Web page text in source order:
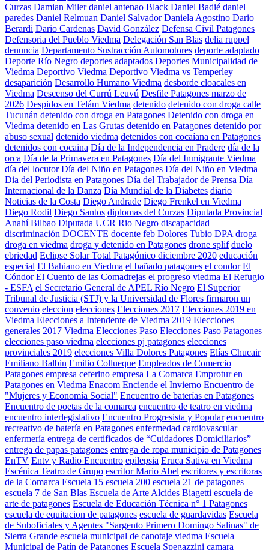
Curzas Damian Miler daniel antenao Black Daniel Badié daniel
paredes Daniel Relmuan Daniel Salvador Daniela Agostino Dario
Berardi Dario Cardenas David González Defensa Civil Patagones
Defensoria del Pueblo Viedma Delegación San Blas delia ruppel
denuncia Departamento Sustracción Automotores deporte adaptado
Deporte Río Negro deportes adaptados Deportes Municipalidad de
Viedma Deportivo Viedma Deportivo Viedma vs Temperley
desaparición Desarrollo Humano Viedma desborde cloacales en
Viedma Descenso del Currú Leuvú Desfile Patagones marzo de
2026 Despidos en Telám Viedma detenido detenido con droga calle
Tucunán detenido con droga en Patagones Detenido con droga en
Viedma detenido en Las Grutas detenido en Patagones detenido por
abuso sexual detenido viedma detenidos con cocaíana en Patagones
detenidos con cocaina Día de la Independencia en Pradere día de la
orca Día de la Primavera en Patagones Día del Inmigrante Viedma
día del locutor Día del Niño en Patagones Día del Niño en Viedma
Dia del Periodista en Patagones Día del Trabajador de Prensa Día
Internacional de la Danza Día Mundial de la Diabetes diario
Noticias de la Costa Diego Andrade Diego Frenkel en Viedma
Diego Rodil Diego Santos diplomas del Curzas Diputada Provincial
Anahí Bilbao Diputada UCR Rio Negro discapacidad
discriminación DOCENTE docente feb Dolores Tubio DPA droga
droga en viedma droga y detenido en Patagones drone splif duelo
ebriedad Eclipse Solar Total Patagónico diciembre 2020 educación
especial El Bahiano en Viedma el bañado patagones el condor El
Cóndor El Cuento de las Comadrejas el progreso viedma El Refugio
- ESFA el Secretario General de APEL Río Negro El Superior
Tribunal de Justicia (STJ) y la Universidad de Flores firmaron un
convenio eleccion elecciones Elecciones 2017 Elecciones 2019 en
Viedma Elecciones a Intendente de Viedma 2019 Elecciones
generales 2017 Viedma Elecciones Paso Elecciones Paso Patagones
elecciones paso viedma elecciones pj patagones elecciones
provinciales 2019 elecciones Villa Dolores Patagones Elías Chucair
Emiliano Balbin Emilio Collueque Empleados de Comercio
Patagones empresa ceferino empresa La Comarca Emprotur en
Patagones en Viedma Enacom Enciende el Invierno Encuentro de
"Mujeres y Economía Social" Encuentro de baterías en Patagones
Encuentro de poetas de la comarca encuentro de teatro en viedma
encuentro interlegislativo Encuentro Progresista y Popular encuentro
recreativo de batería en Patagones enfermedad cardiovascular
enfermería entrega de certificados de “Cuidadores Domiciliarios”
entrega de papas patagones entrega de ropa municipio de Patagones
EnTV Entv y Radio Encuentro epilepsia Eruca Sativa en Viedma
Escénica Teatro de Grupo escritor Mario Abel escritores y escritoras
de la Comarca Escuela 15 escuela 200 escuela 21 de patagones
escuela 7 de San Blas Escuela de Arte Alcides Biagetti escuela de
arte de patagones Escuela de Educación Técnica n° 1 Patagones
escuela de equitacion de patagones escuela de guardavidas Escuela
de Suboficiales y Agentes "Sargento Primero Domingo Salinas" de
Sierra Grande escuela municipal de canotaje viedma Escuela
Municipal de Patín de Patagones Escuela Spegazzini camara